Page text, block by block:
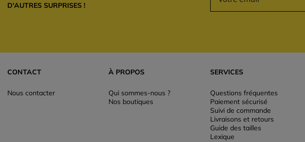
D'AUTRES SURPRISES !
CONTACT
Nous contacter
À PROPOS
Qui sommes-nous ?
Nos boutiques
SERVICES
Questions fréquentes
Paiement sécurisé
Suivi de commande
Livraisons et retours
Guide des tailles
Lexique